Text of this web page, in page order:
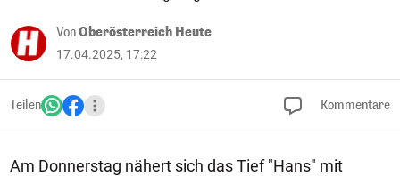
VonOberösterreich Heute
17.04.2025, 17:22
Teilen Kommentare
Am Donnerstag nähert sich das Tief "Hans" mit